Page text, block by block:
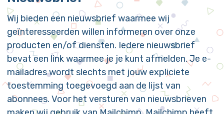
Wij bieden een nieuwsbrief waarmee wij
geïnteresseerden willen informeren over onze
producten en/of diensten. Iedere nieuwsbrief
bevat een link waarmee je je kunt afmelden. Je e-
mailadres wordt slechts met jouw expliciete
toestemming toegevoegd aan de lijst van
abonnees. Voor het versturen van nieuwsbrieven